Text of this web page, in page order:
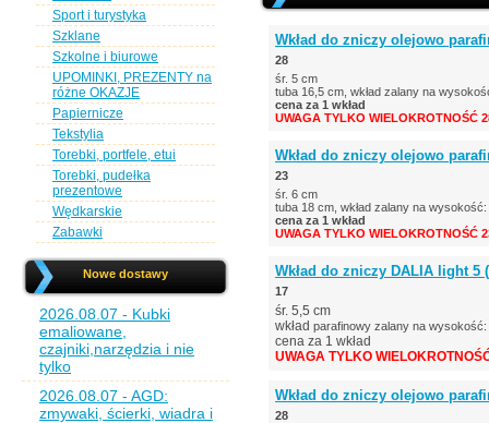
Sport i turystyka
Szklane
Szkolne i biurowe
UPOMINKI, PREZENTY na
różne OKAZJE
Papiernicze
Tekstylia
Torebki, portfele, etui
Torebki, pudełka
prezentowe
Wędkarskie
Zabawki
Nowe dostawy
2026.08.07 - Kubki
emaliowane,
czajniki,narzędzia i nie
tylko
2026.08.07 - AGD:
zmywaki, ścierki, wiadra i
Wkład do zniczy olejowo
28
śr. 5 cm
tuba 16,5 cm, wkład zalany na
cena za 1 wkład
UWAGA TYLKO WIELOKROTNOŚĆ
Wkład do zniczy olejowo
23
śr. 6 cm
tuba 18 cm, wkład zalany na
cena za 1 wkład
UWAGA TYLKO WIELOKROTNOŚĆ
Wkład do zniczy DALIA light 5
17
śr. 5,5 cm
wkład parafinowy zalany na
cena za 1 wkład
UWAGA TYLKO
Wkład do zniczy olejowo
28